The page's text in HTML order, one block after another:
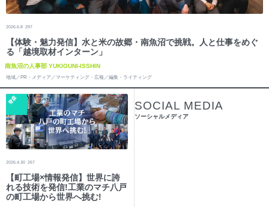
2026.6.8 297
【体験・魅力発信】水と米の故郷・南魚沼で挑戦。人と仕事をめぐ
る「越境取材インターン」
南魚沼の人事部 YUKIGUNI-ISSHIN
地域／PR・メディア／マーケティング・広報／編集・ライティング
青森
2026.4.30 267
【町工場×情報発信】世界に誇
れる技術を発信!工業のマチ八戸
の町工場から世界へ挑む!
SOCIAL MEDIA
ソーシャルメディア